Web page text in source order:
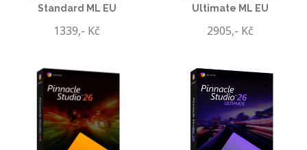
Standard ML EU
1339,- Kč
Ultimate ML EU
2905,- Kč